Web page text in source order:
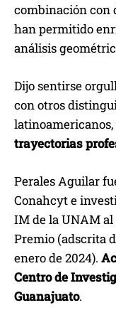
combinación con
han permitido
análisis
Dijo sentirse
con otros
latinoamericanos,
trayectorias
Perales Aguilar
Conahcyt e
IM de la UNAM
Premio (adscrita
enero de 2024).
Centro de
Guanajuato.